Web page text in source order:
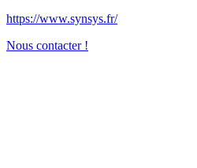
https://www.synsys.fr/
Nous contacter !